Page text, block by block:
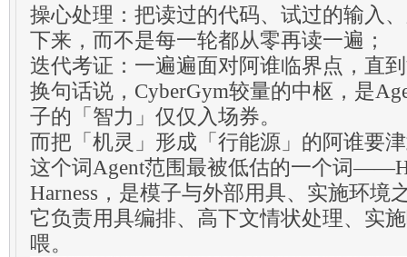
操心处理：把读过的代码、试过的输入
下来，而不是每一轮都从零再读一遍；
迭代考证：一遍遍面对阿谁临界点，直
换句话说，CyberGym较量的中枢，是
子的「智力」仅仅入场券。
而把「机灵」形成「行能源」的阿谁要
这个词Agent范围最被低估的一个词
Harness，是模子与外部用具、实施环境
它负责用具编排、高下文情状处理、实
喂。